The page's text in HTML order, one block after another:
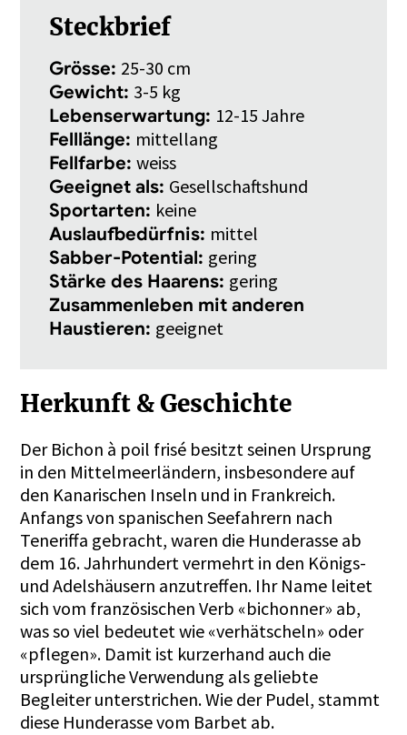
Steckbrief
Grösse: 25-30 cm
Gewicht: 3-5 kg
Lebenserwartung: 12-15 Jahre
Felllänge: mittellang
Fellfarbe:weiss
Geeignet als: Gesellschaftshund
Sportarten: keine
Auslaufbedürfnis: mittel
Sabber-Potential: gering
Stärke des Haarens: gering
Zusammenleben mit anderen
Haustieren: geeignet
Herkunft & Geschichte
Der Bichon à poil frisé besitzt seinen Ursprung
in den Mittelmeerländern, insbesondere auf
den Kanarischen Inseln und in Frankreich.
Anfangs von spanischen Seefahrern nach
Teneriffa gebracht, waren die Hunderasse ab
dem 16. Jahrhundert vermehrt in den Königs-
und Adelshäusern anzutreffen. Ihr Name leitet
sich vom französischen Verb «bichonner» ab,
was so viel bedeutet wie «verhätscheln» oder
«pflegen». Damit ist kurzerhand auch die
ursprüngliche Verwendung als geliebte
Begleiter unterstrichen. Wie der Pudel, stammt
diese Hunderasse vom Barbet ab.